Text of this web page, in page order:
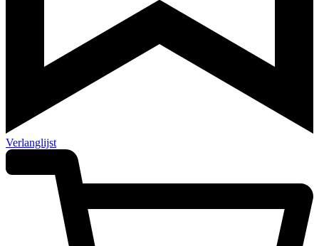
Verlanglijst